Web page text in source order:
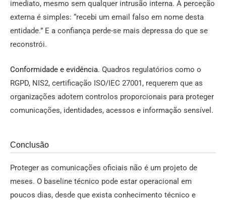
imediato, mesmo sem qualquer intrusão interna. A perceção
externa é simples: “recebi um email falso em nome desta
entidade.” E a confiança perde-se mais depressa do que se
reconstrói.
Conformidade e evidência. Quadros regulatórios como o
RGPD, NIS2, certificação ISO/IEC 27001, requerem que as
organizações adotem controlos proporcionais para proteger
comunicações, identidades, acessos e informação sensível.
Conclusão
Proteger as comunicações oficiais não é um projeto de
meses. O baseline técnico pode estar operacional em
poucos dias, desde que exista conhecimento técnico e